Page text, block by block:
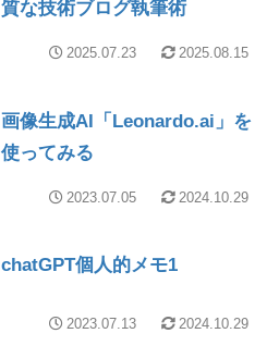
質な技術ブログ執筆術
2025.07.23 2025.08.15
画像生成AI「Leonardo.ai」を
使ってみる
2023.07.05 2024.10.29
chatGPT個人的メモ1
2023.07.13 2024.10.29